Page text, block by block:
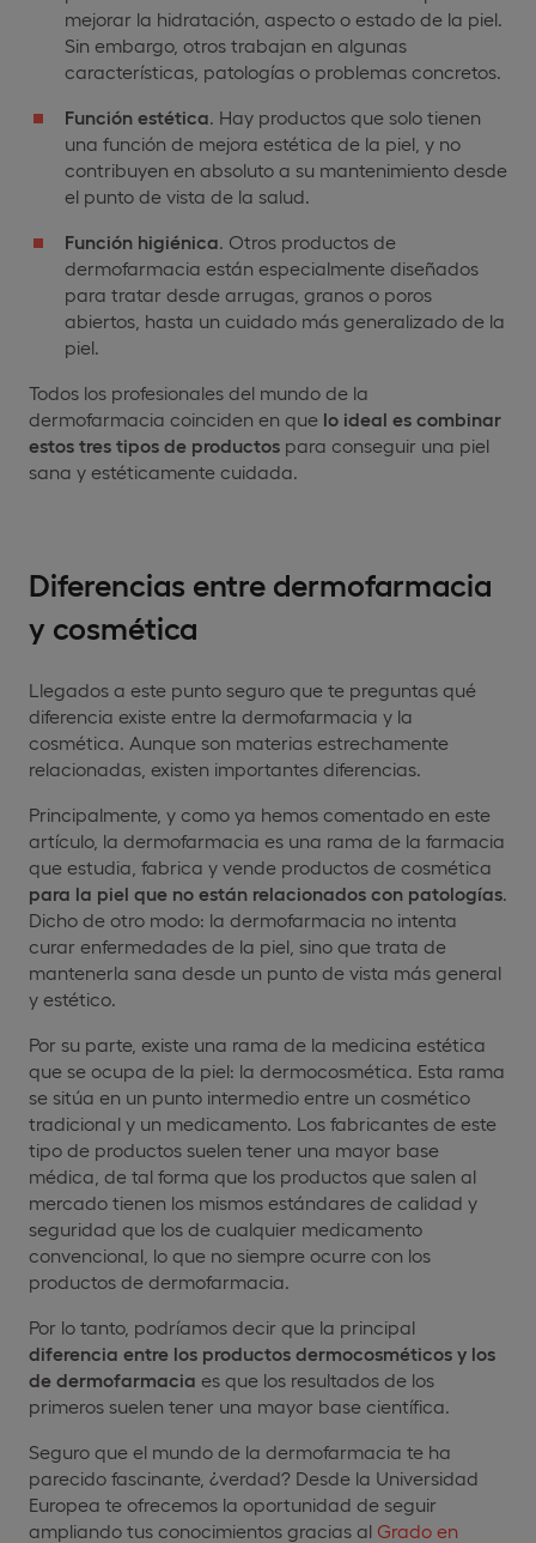
mejorar la hidratación, aspecto o estado de la piel.
Sin embargo, otros trabajan en algunas
características, patologías o problemas concretos.
Función estética . Hay productos que solo tienen
una función de mejora estética de la piel, y no
contribuyen en absoluto a su mantenimiento desde
el punto de vista de la salud.
Función higiénica . Otros productos de
dermofarmacia están especialmente diseñados
para tratar desde arrugas, granos o poros
abiertos, hasta un cuidado más generalizado de la
piel.
Todos los profesionales del mundo de la
dermofarmacia coinciden en que lo ideal es combinar
estos tres tipos de productos para conseguir una piel
sana y estéticamente cuidada.
Diferencias entre dermofarmacia
y cosmética
Llegados a este punto seguro que te preguntas qué
diferencia existe entre la dermofarmacia y la
cosmética. Aunque son materias estrechamente
relacionadas, existen importantes diferencias.
Principalmente, y como ya hemos comentado en este
artículo, la dermofarmacia es una rama de la farmacia
que estudia, fabrica y vende productos de cosmética
para la piel que no están relacionados con patologías
Dicho de otro modo: la dermofarmacia no intenta
curar enfermedades de la piel, sino que trata de
mantenerla sana desde un punto de vista más general
y estético.
Por su parte, existe una rama de la medicina estética
que se ocupa de la piel: la dermocosmética. Esta rama
se sitúa en un punto intermedio entre un cosmético
tradicional y un medicamento. Los fabricantes de este
tipo de productos suelen tener una mayor base
médica, de tal forma que los productos que salen al
mercado tienen los mismos estándares de calidad y
seguridad que los de cualquier medicamento
convencional, lo que no siempre ocurre con los
productos de dermofarmacia.
Por lo tanto, podríamos decir que la principal
diferencia entre los productos dermocosméticos y los
de dermofarmacia es que los resultados de los
primeros suelen tener una mayor base científica.
Seguro que el mundo de la dermofarmacia te ha
parecido fascinante, ¿verdad? Desde la Universidad
Europea te ofrecemos la oportunidad de seguir
ampliando tus conocimientos gracias al Grado en